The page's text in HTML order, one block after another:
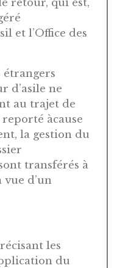
et l’Office des
étrangers
d’asile ne
au trajet de
àcause
la gestion du
transférés à
vue d’un
les
du